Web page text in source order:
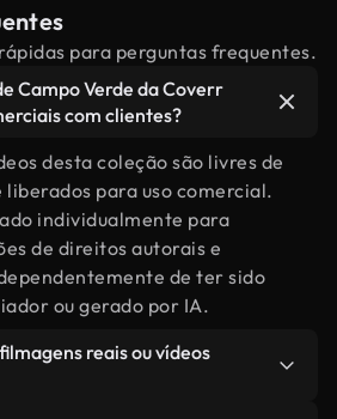
para perguntas frequentes.
Campo Verde da Coverr
com clientes?
desta coleção são livres de
para uso comercial.
individualmente para
de direitos autorais e
de ter sido
ou gerado por IA.
reais ou vídeos